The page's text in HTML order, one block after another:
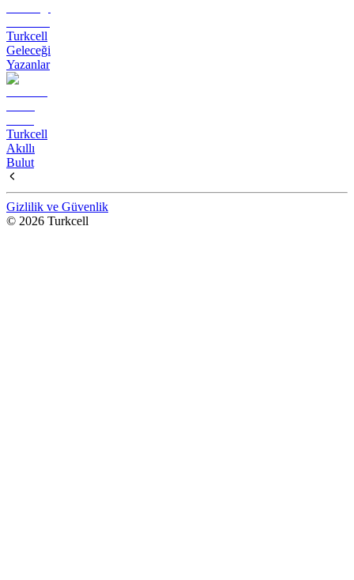
Turkcell
Geleceği
Yazanlar
Turkcell
Akıllı
Bulut
Gizlilik ve Güvenlik
© 2026 Turkcell